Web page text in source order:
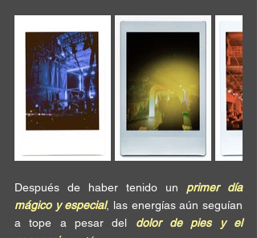
Después de haber tenido un primer día
mágico y especial, las energías aún seguían
a tope a pesar del dolor de pies y el